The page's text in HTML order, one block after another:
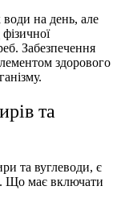
на день, але
Забезпечення
здорового
та
та вуглеводи, є
Що має включати